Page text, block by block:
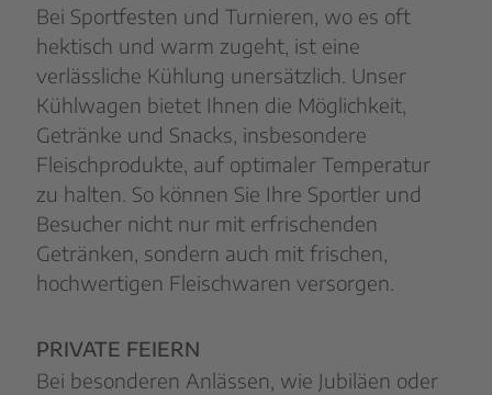
Bei Sportfesten und Turnieren, wo es oft
hektisch und warm zugeht, ist eine
verlässliche Kühlung unersätzlich. Unser
Kühlwagen bietet Ihnen die Möglichkeit,
Getränke und Snacks, insbesondere
Fleischprodukte, auf optimaler Temperatur
zu halten. So können Sie Ihre Sportler und
Besucher nicht nur mit erfrischenden
Getränken, sondern auch mit frischen,
hochwertigen Fleischwaren versorgen.
PRIVATE FEIERN
Bei besonderen Anlässen, wie Jubiläen oder